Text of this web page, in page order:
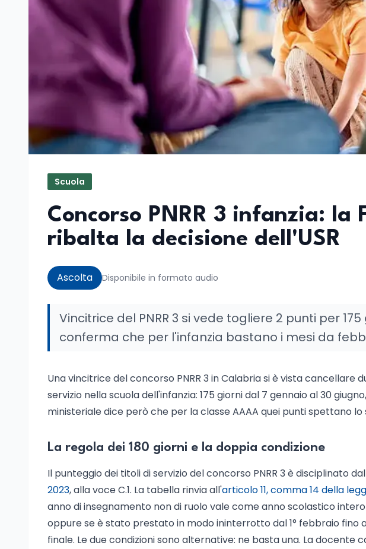
Scuola
Concorso PNRR 3 infanzia: la
ribalta la decisione dell'USR
Ascolta Disponibile in formato audio
Vincitrice del PNRR 3 si vede togliere 2 punti per 175
conferma che per l'infanzia bastano i mesi da
Una vincitrice del concorso PNRR 3 in Calabria si è vista cancellare
servizio nella scuola dell'infanzia: 175 giorni dal 7 gennaio al 30
ministeriale dice però che per la classe AAAA quei punti spettano lo
La regola dei 180 giorni e la doppia condizione
Il punteggio dei titoli di servizio del concorso PNRR 3 è disciplinato
2023, alla voce C.1. La tabella rinvia all'articolo 11, comma 14 della
anno di insegnamento non di ruolo vale come anno scolastico
oppure se è stato prestato in modo ininterrotto dal 1° febbraio fino
finale. Le due condizioni sono alternative: ne basta una. La docente